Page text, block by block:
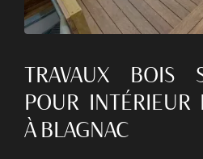
TRAVAUX BOIS
POUR INTÉRIEUR
À BLAGNAC